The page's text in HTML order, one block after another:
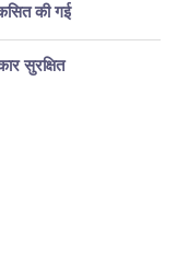
की गई
सुरक्षित